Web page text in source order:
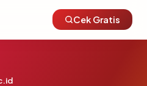
Cek Gratis